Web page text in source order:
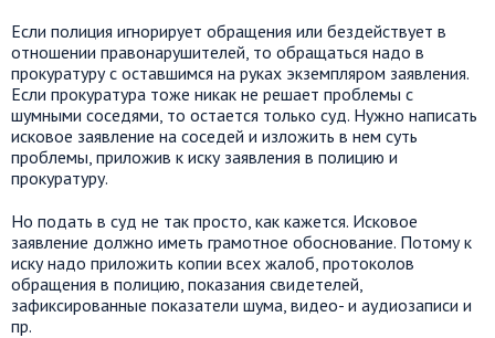
Если полиция игнорирует обращения или бездействует в
отношении правонарушителей, то обращаться надо в
прокуратуру с оставшимся на руках экземпляром заявления.
Если прокуратура тоже никак не решает проблемы с
шумными соседями, то остается только суд. Нужно написать
исковое заявление на соседей и изложить в нем суть
проблемы, приложив к иску заявления в полицию и
прокуратуру.
Но подать в суд не так просто, как кажется. Исковое
заявление должно иметь грамотное обоснование. Потому к
иску надо приложить копии всех жалоб, протоколов
обращения в полицию, показания свидетелей,
зафиксированные показатели шума, видео- и аудиозаписи и
пр.